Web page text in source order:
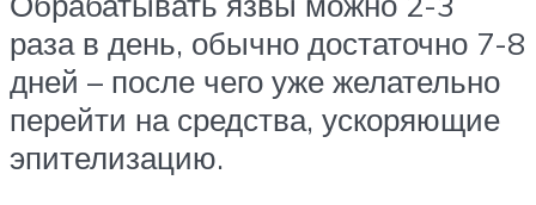
раза в день, обычно достаточно 7-8
дней – после чего уже желательно
перейти на средства, ускоряющие
эпителизацию.